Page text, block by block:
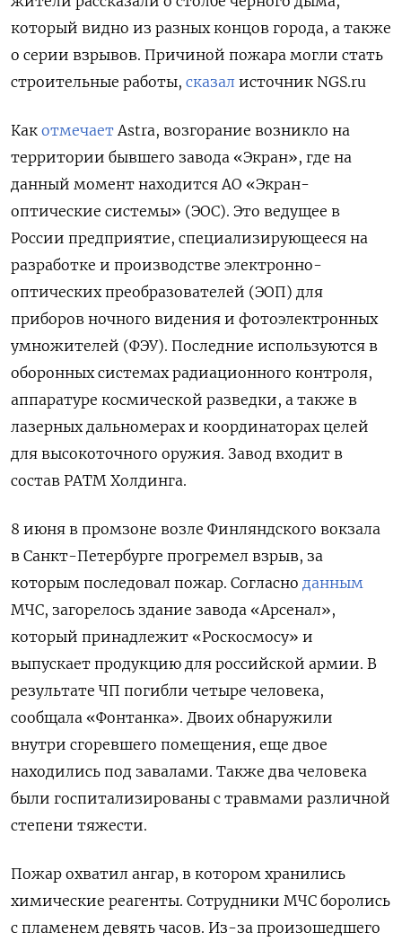
который видно из разных концов города, а также
о серии взрывов. Причиной пожара могли стать
строительные работы, сказал источник NGS.ru
Как отмечает Astra, возгорание возникло на
территории бывшего завода «Экран», где на
данный момент находится АО «Экран-
оптические системы» (ЭОС). Это ведущее в
России предприятие, специализирующееся на
разработке и производстве электронно-
оптических преобразователей (ЭОП) для
приборов ночного видения и фотоэлектронных
умножителей (ФЭУ). Последние используются в
оборонных системах радиационного контроля,
аппаратуре космической разведки, а также в
лазерных дальномерах и координаторах целей
для высокоточного оружия. Завод входит в
состав РАТМ Холдинга.
8 июня в промзоне возле Финляндского вокзала
в Санкт-Петербурге прогремел взрыв, за
которым последовал пожар. Согласно данным
МЧС, загорелось здание завода «Арсенал»,
который принадлежит «Роскосмосу» и
выпускает продукцию для российской армии. В
результате ЧП погибли четыре человека,
сообщала «Фонтанка». Двоих обнаружили
внутри сгоревшего помещения, еще двое
находились под завалами. Также два человека
были госпитализированы с травмами различной
степени тяжести.
Пожар охватил ангар, в котором хранились
химические реагенты. Сотрудники МЧС боролись
с пламенем девять часов. Из-за произошедшего